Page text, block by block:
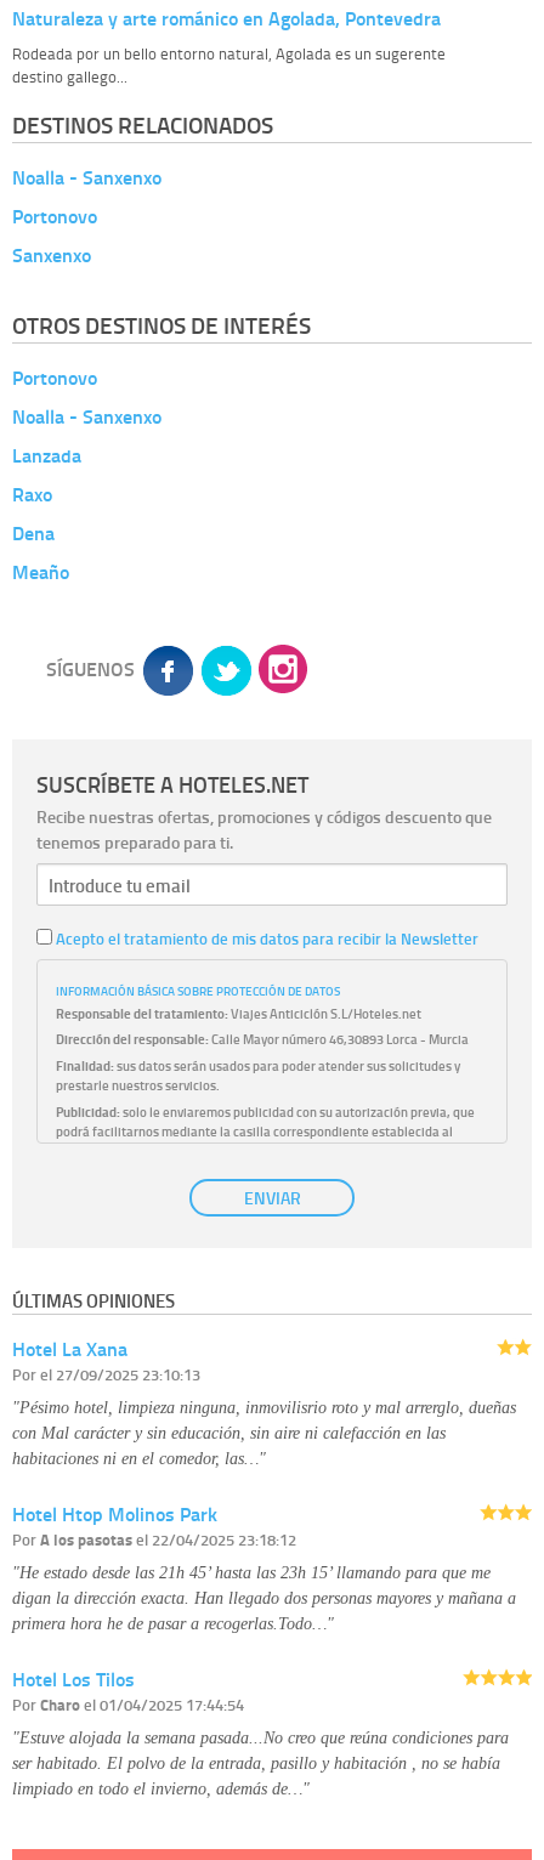
Naturaleza y arte románico en Agolada, Pontevedra
Rodeada por un bello entorno natural, Agolada es un sugerente
destino gallego...
DESTINOS RELACIONADOS
Noalla - Sanxenxo
Portonovo
Sanxenxo
OTROS DESTINOS DE INTERÉS
Portonovo
Noalla - Sanxenxo
Lanzada
Raxo
Dena
Meaño
SÍGUENOS
SUSCRÍBETE A HOTELES.NET
Recibe nuestras ofertas, promociones y códigos descuento que
tenemos preparado para ti.
Acepto el tratamiento de mis datos para recibir la Newsletter
INFORMACIÓN BÁSICA SOBRE PROTECCIÓN DE DATOS
Responsable del tratamiento:Viajes Anticiclón S.L/Hoteles.net
Dirección del responsable:Calle Mayor número 46,30893 Lorca - Murcia
Finalidad:sus datos serán usados para poder atender sus solicitudes y
prestarle nuestros servicios.
Publicidad:solo le enviaremos publicidad con su autorización previa, que
podrá facilitarnos mediante la casilla correspondiente establecida al
efecto.
únicamente trataremos sus datos con su consentimiento
previo, que podrá facilitarnos mediante la casilla correspondiente
Derechos:tiene derecho a saber qué información tenemos sobre usted,
disponible en nuestra página web.
Información complementaria:
ENVIAR
ÚLTIMAS OPINIONES
Hotel La Xana
Porel 27/09/2025 23:10:13
"Pésimo hotel, limpieza ninguna, inmovilisrio roto y mal arrerglo, dueñas
con Mal carácter y sin educación, sin aire ni calefacción en las
habitaciones ni en el comedor, las…"
Hotel Htop Molinos Park
PorA los pasotasel 22/04/2025 23:18:12
"He estado desde las 21h 45’ hasta las 23h 15’ llamando para que me
digan la dirección exacta. Han llegado dos personas mayores y mañana a
primera hora he de pasar a recogerlas.Todo…"
Hotel Los Tilos
PorCharoel 01/04/2025 17:44:54
"Estuve alojada la semana pasada...No creo que reúna condiciones para
ser habitado. El polvo de la entrada, pasillo y habitación , no se había
limpiado en todo el invierno, además de…"